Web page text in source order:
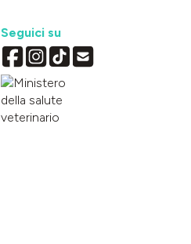
Seguici su